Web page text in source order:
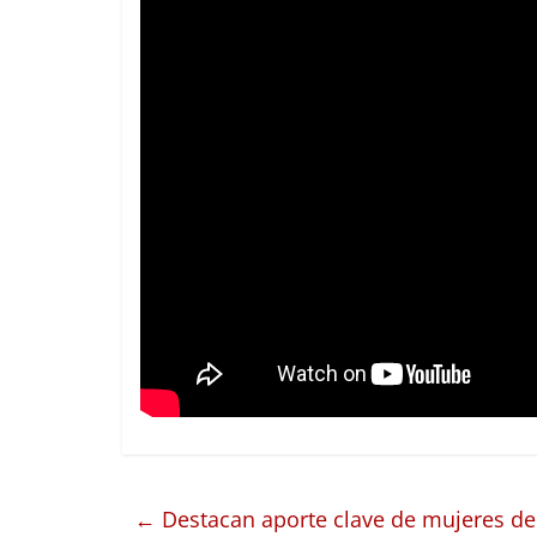
← Destacan aporte clave de mujeres